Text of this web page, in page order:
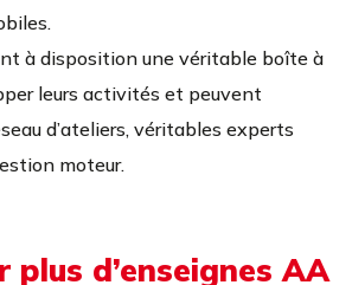
à disposition une véritable boîte à
leurs activités et peuvent
d’ateliers, véritables experts
moteur.
plus d’enseignes AA